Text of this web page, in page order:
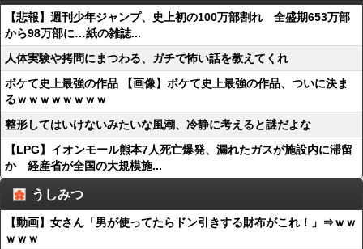
【悲報】週刊少年ジャンプ、史上初の100万部割れ 全盛期653万部
から98万部に…紙の雑誌...
人体実験や拷問にまつわる、ガチで怖い話を教えてくれ
ボケて史上最強の作品 【画像】ボケて史上最強の作品、ついに決ま
るｗｗｗｗｗｗｗｗ
整形してはいけないみたいな風潮、冷静に考えると謎だよな
【LPG】イオンモール熊本7人死亡爆発、漏れたガスが施設内に滞留
か 経産省が全国の大規模施...
うしみつ
【動画】女さん「男が使ってたらドン引きする財布がこれ！」⇒ｗｗ
ｗｗｗ